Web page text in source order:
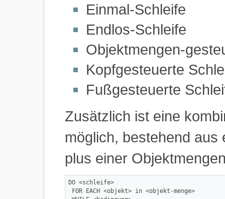
Einmal-Schleife
Endlos-Schleife
Objektmengen-
Kopfgesteuerte
Fußgesteuerte
Zusätzlich ist eine
möglich, bestehend
plus einer
DO <schleife>
FOR EACH <objekt> in <objekt-menge>